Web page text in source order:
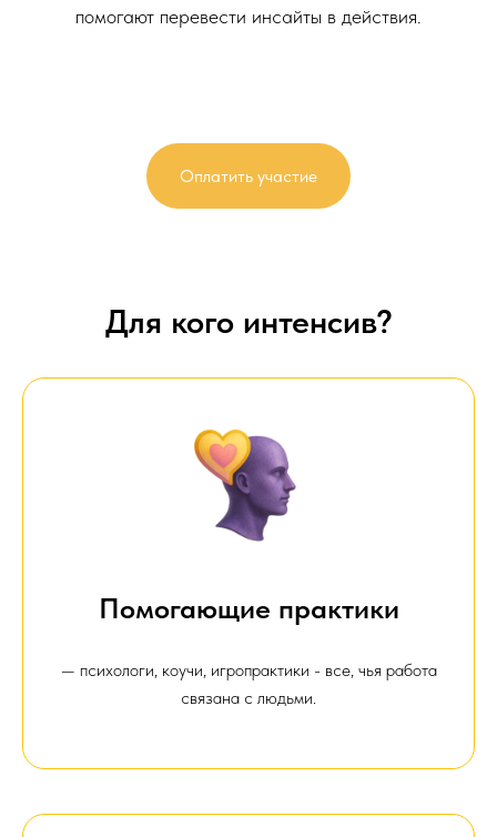
помогают перевести инсайты в действия.
Оплатить участие
Для кого интенсив?
Помогающие практики
— психологи, коучи, игропрактики - все, чья работа
связана с людьми.